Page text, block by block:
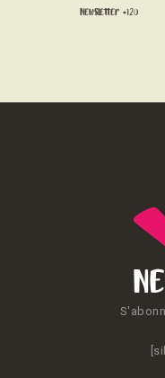
NOUS
Newsletter #120